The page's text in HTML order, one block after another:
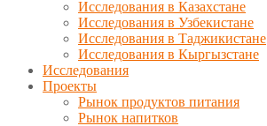
Исследования в Казахстане
Исследования в Узбекистане
Исследования в Таджикистане
Исследования в Кыргызстане
Исследования
Проекты
Рынок продуктов питания
Рынок напитков